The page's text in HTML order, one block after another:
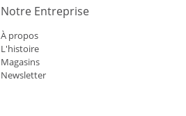
Notre Entreprise
À propos
L'histoire
Magasins
Newsletter